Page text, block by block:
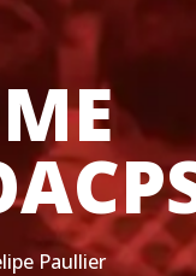
Paullier